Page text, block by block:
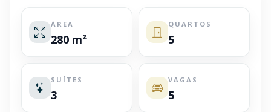
ÁREA
280 m²
QUARTOS
5
SUÍTES
3
VAGAS
5